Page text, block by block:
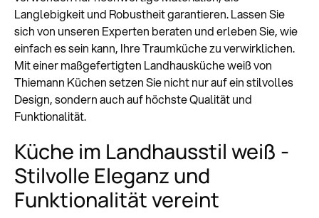
Langlebigkeit und Robustheit garantieren. Lassen Sie
sich von unseren Experten beraten und erleben Sie, wie
einfach es sein kann, Ihre Traumküche zu verwirklichen.
Mit einer maßgefertigten Landhausküche weiß von
Thiemann Küchen setzen Sie nicht nur auf ein stilvolles
Design, sondern auch auf höchste Qualität und
Funktionalität.
Küche im Landhausstil weiß -
Stilvolle Eleganz und
Funktionalität vereint